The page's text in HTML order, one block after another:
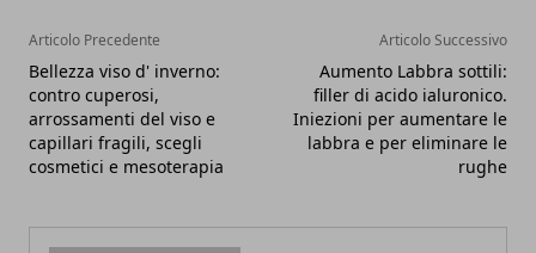
Articolo Precedente
Bellezza viso d' inverno:
contro cuperosi,
arrossamenti del viso e
capillari fragili, scegli
cosmetici e mesoterapia
Articolo Successivo
Aumento Labbra sottili:
filler di acido ialuronico.
Iniezioni per aumentare le
labbra e per eliminare le
rughe